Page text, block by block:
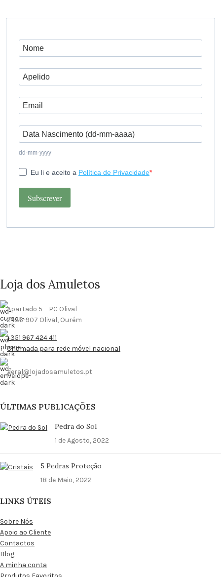
dd-mm-yyyy
Eu li e aceito a Política de Privacidade
Subscrever
Loja dos Amuletos
Apartado 5 – PC Olival
2436-907 Olival, Ourém
+351 967 424 411
Chamada para rede móvel nacional
geral@lojadosamuletos.pt
ÚLTIMAS PUBLICAÇÕES
Pedra do Sol
1 de Agosto, 2022
5 Pedras Proteção
18 de Maio, 2022
LINKS ÚTEIS
Sobre Nós
Apoio ao Cliente
Contactos
Blog
A minha conta